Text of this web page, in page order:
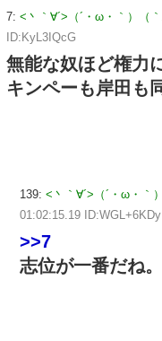
7: <丶｀∀´>（´・ω・｀）（
ID:KyL3IQcG
無能な奴ほど権力
キンペーも岸田も
139: <丶｀∀´>（´・ω・
01:02:15.19 ID:WGL+6KDy
>>7
志位が一番だね。